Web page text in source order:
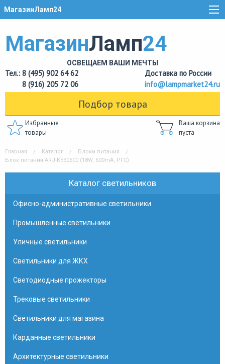
МагазинЛамп24
МагазинЛамп24
ОСВЕЩАЕМ ВАШИ МЕЧТЫ
Тел.: 8 (495) 902 64 62
8 (916) 205 72 06
Доставка по России
info@lampmarket24.ru
Подбор товара
Избранные
товары
Ваша корзина
пуста
Главная Каталог
Блоки питания
Блок питания ARJ-KE30600 (18W, 600mA, PFC)
Каталог светильников
Офисно-административные светильники
Промышленные светильники
Уличные светильники
Светильники для ЖКХ
Светодиодные прожекторы
Трековые светильники
Светильники для магазина
Карданные светильники
Архитектурные светильники